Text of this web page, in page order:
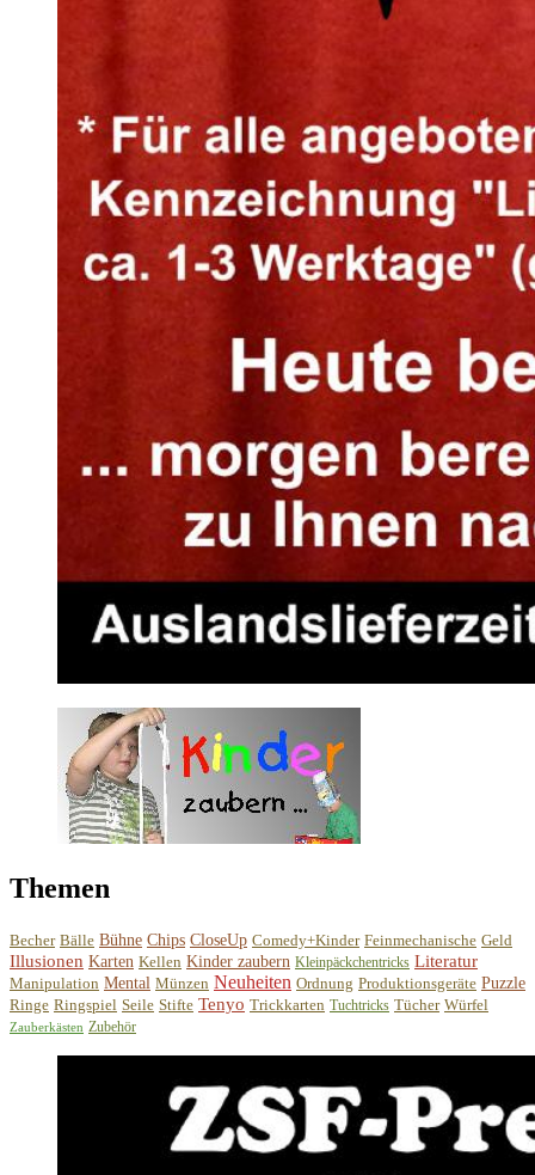
Themen
Becher Bälle Bühne Chips CloseUp Comedy+Kinder Feinmechanische Geld
Illusionen Karten Kellen Kinder zaubern Kleinpäckchentricks Literatur
Manipulation Mental Münzen Neuheiten Ordnung Produktionsgeräte Puzzle
Ringe Ringspiel Seile Stifte Tenyo Trickkarten Tuchtricks Tücher Würfel
Zauberkästen Zubehör